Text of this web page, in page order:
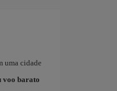
uma cidade
voo barato